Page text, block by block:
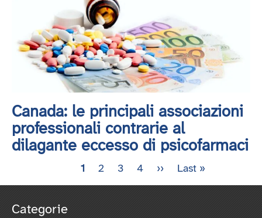
Canada: le principali associazioni
professionali contrarie al
dilagante eccesso di psicofarmaci
Pagina
attuale
1 Pagina
2 Pagina
3 Pagina
4
Pagina
successiva
››
Ultima
pagina
Last »
Categorie